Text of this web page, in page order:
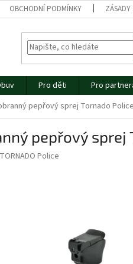
OBCHODNÍ PODMÍNKY
Pro děti Pro
pepřový sprej Tornado Police
pepřový sprej
TORNADO Police